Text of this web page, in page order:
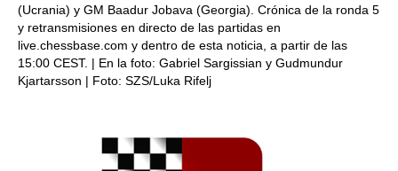
(Ucrania) y GM Baadur Jobava (Georgia). Crónica de la ronda 5
y retransmisiones en directo de las partidas en
live.chessbase.com y dentro de esta noticia, a partir de las
15:00 CEST. | En la foto: Gabriel Sargissian y Gudmundur
Kjartarsson | Foto: SZS/Luka Rifelj